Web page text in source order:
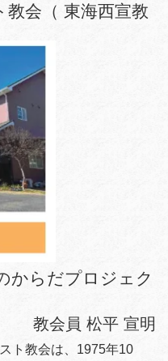
会（ 東海西宣教
からだプロジェク
教会員 松平 宣明
ト教会は、1975年10